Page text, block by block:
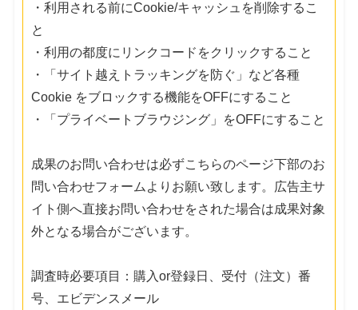
・利用される前にCookie/キャッシュを削除するこ
と
・利用の都度にリンクコードをクリックすること
・「サイト越えトラッキングを防ぐ」など各種
Cookie をブロックする機能をOFFにすること
・「プライベートブラウジング」をOFFにすること
成果のお問い合わせは必ずこちらのページ下部のお
問い合わせフォームよりお願い致します。広告主サ
イト側へ直接お問い合わせをされた場合は成果対象
外となる場合がございます。
調査時必要項目：購入or登録日、受付（注文）番
号、エビデンスメール